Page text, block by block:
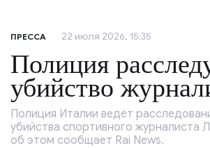
ПРЕССА 22 июля 2026, 15:35
Полиция
убийство
Полиция Италии ведёт
убийства спортивного журналиста
об этом сообщает Rai News.